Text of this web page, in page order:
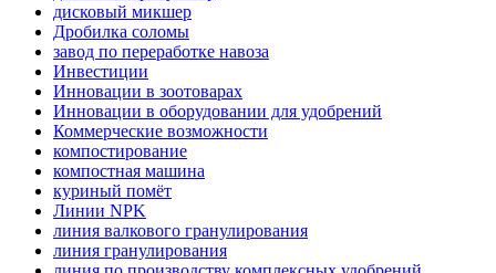
дисковый микшер
Дробилка соломы
завод по переработке навоза
Инвестиции
Инновации в зоотоварах
Инновации в оборудовании для удобрений
Коммерческие возможности
компостирование
компостная машина
куриный помёт
Линии NPK
линия валкового гранулирования
линия гранулирования